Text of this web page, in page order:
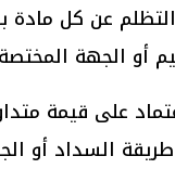
عن كل مادة
أو الجهة
على قيمة
طريقة السداد أو